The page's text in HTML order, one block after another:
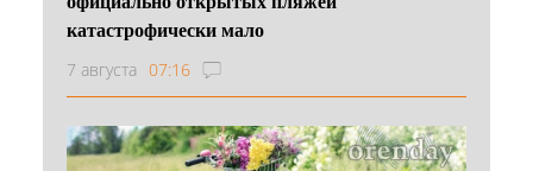
катастрофически мало
7 августа 07:16